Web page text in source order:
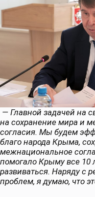
— Главной задачей на
на сохранение мира и
согласия. Мы будем
благо народа Крыма,
межнациональное
помогало Крыму все 10
развиваться. Наряду с
проблем, я думаю, что